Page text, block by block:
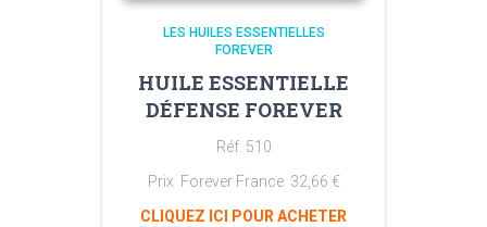
LES HUILES ESSENTIELLES
FOREVER
HUILE ESSENTIELLE
DÉFENSE FOREVER
Réf. 510
Prix Forever France 32,66 €
CLIQUEZ ICI POUR ACHETER